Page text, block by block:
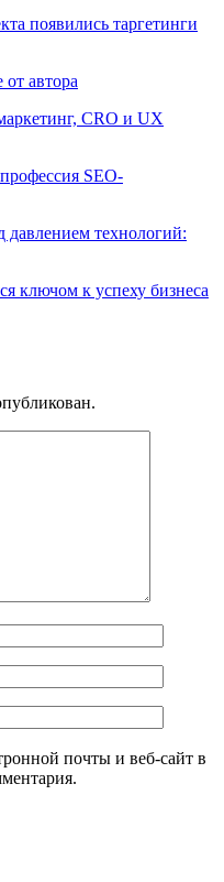
появились таргетинги
автора
CRO и UX
SEO-
технологий:
ключом к успеху бизнеса
почты и веб-сайт в